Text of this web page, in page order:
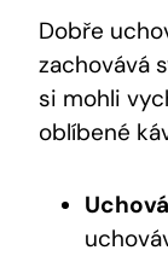
Dobře
zachovává
si mohli
oblíbené